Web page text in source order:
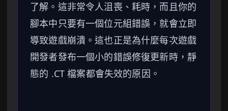
了解。這非常令人沮喪、耗時，而且你的
腳本中只要有一個位元組錯誤，就會立即
導致遊戲崩潰。這也正是為什麼每次遊戲
開發者發布一個小的錯誤修復更新時，靜
態的 .CT 檔案都會失效的原因。